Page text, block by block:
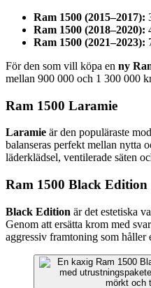
Ram 1500 (2015–2017):
Ram 1500 (2018–2020):
Ram 1500 (2021–2023):
För den som vill köpa en ny
mellan 900 000 och 1 300 000
Ram 1500 Laramie
Laramie är den populäraste
balanseras perfekt mellan nytta
läderklädsel, ventilerade säten
Ram 1500 Black Edition
Black Edition är det estetiska
Genom att ersätta krom med
aggressiv framtoning som håller